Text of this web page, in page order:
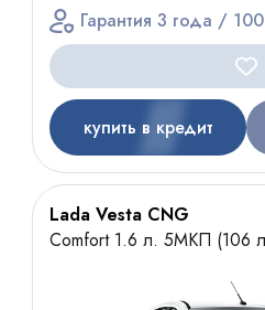
Гарантия 3 года /
купить в кредит
Lada Vesta CNG
Comfort 1.6 л. 5МКП (106